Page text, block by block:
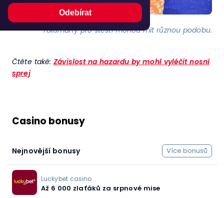
Talismany pro štěstí mohou mít různou podobu.
Čtěte také:Závislost na hazardu by mohl vyléčit nosní
sprej
Casino bonusy
Nejnovější bonusy Více bonusů
Luckybet casino
Až 6 000 zlaťáků za srpnové mise